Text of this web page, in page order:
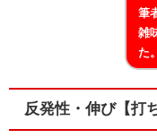
筆
雑
た。
反発性・伸び【打